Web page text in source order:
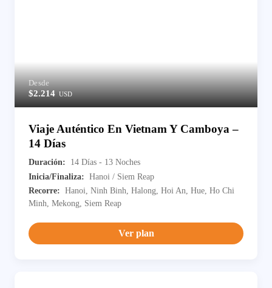
Desde
$2.214USD
Viaje Auténtico En Vietnam Y Camboya –
14 Días
Duración:
14 Días - 13 Noches
Inicia/Finaliza: Hanoi / Siem Reap
Recorre: Hanoi, Ninh Binh, Halong, Hoi An, Hue, Ho Chi
Minh, Mekong, Siem Reap
Ver plan